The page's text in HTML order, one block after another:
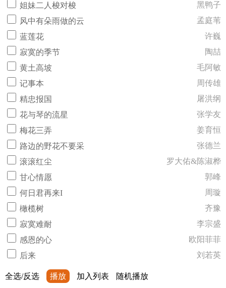
姐妹二人梭对梭
黑鸭子
风中有朵雨做的云
孟庭苇
蓝莲花
许巍
寂寞的季节
陶喆
黄土高坡
毛阿敏
记事本
周传雄
精忠报国
屠洪纲
花与琴的流星
张学友
梅花三弄
姜育恒
路边的野花不要采
张德兰
滚滚红尘
罗大佑&陈淑桦
甘心情愿
郭峰
何日君再来I
周璇
橄榄树
齐豫
寂寞难耐
李宗盛
感恩的心
欧阳菲菲
后来
刘若英
全选/反选 播放 加入列表 随机播放